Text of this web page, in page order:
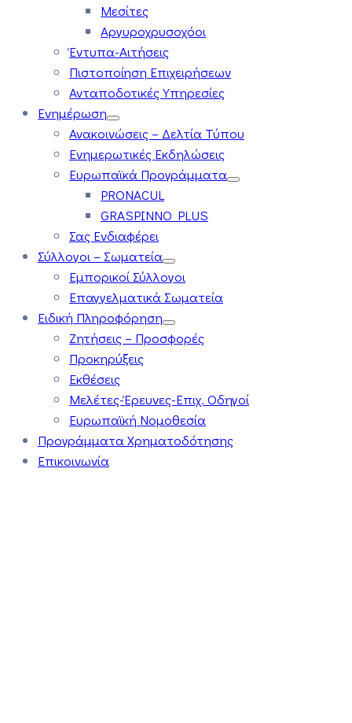
Μεσίτες
Αργυροχρυσοχόοι
Έντυπα-Αιτήσεις
Πιστοποίηση Επιχειρήσεων
Ανταποδοτικές Υπηρεσίες
Ενημέρωση
Ανακοινώσεις – Δελτία Τύπου
Ενημερωτικές Εκδηλώσεις
Ευρωπαϊκά Προγράμματα
PRONACUL
GRASPINNO PLUS
Σας Ενδιαφέρει
Σύλλογοι – Σωματεία
Εμπορικοί Σύλλογοι
Επαγγελματικά Σωματεία
Ειδική Πληροφόρηση
Ζητήσεις – Προσφορές
Προκηρύξεις
Εκθέσεις
Μελέτες-Έρευνες-Επιχ. Οδηγοί
Ευρωπαϊκή Νομοθεσία
Προγράμματα Χρηματοδότησης
Επικοινωνία